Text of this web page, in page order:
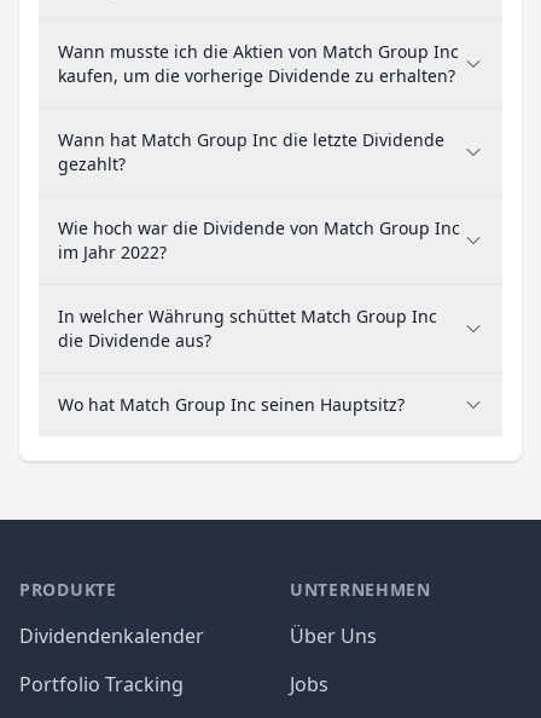
Wann musste ich die Aktien von Match Group Inc
kaufen, um die vorherige Dividende zu erhalten?
Wann hat Match Group Inc die letzte Dividende
gezahlt?
Wie hoch war die Dividende von Match Group Inc
im Jahr 2022?
In welcher Währung schüttet Match Group Inc
die Dividende aus?
Wo hat Match Group Inc seinen Hauptsitz?
PRODUKTE
Dividendenkalender
Portfolio Tracking
UNTERNEHMEN
Über Uns
Jobs